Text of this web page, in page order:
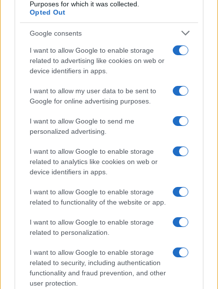
Purposes for which it was collected.
Opted Out
Google consents
I want to allow Google to enable storage
related to advertising like cookies on web or
device identifiers in apps.
I want to allow my user data to be sent to
Google for online advertising purposes.
I want to allow Google to send me
personalized advertising.
I want to allow Google to enable storage
related to analytics like cookies on web or
device identifiers in apps.
I want to allow Google to enable storage
related to functionality of the website or app.
I want to allow Google to enable storage
related to personalization.
I want to allow Google to enable storage
related to security, including authentication
functionality and fraud prevention, and other
user protection.
Derby d’Italia a Perth: Chivu e l’Inter verso la sfida
Andrea Conforti · 8 Ago 2026
Venezia FC: il calendario e i dettagli della tournée